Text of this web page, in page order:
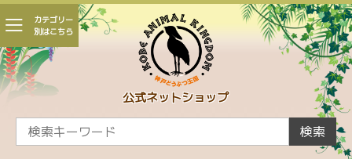
カテゴリー
別はこちら
公式ネットショップ
検索
会員登録 マイページ
CAMPAIGN